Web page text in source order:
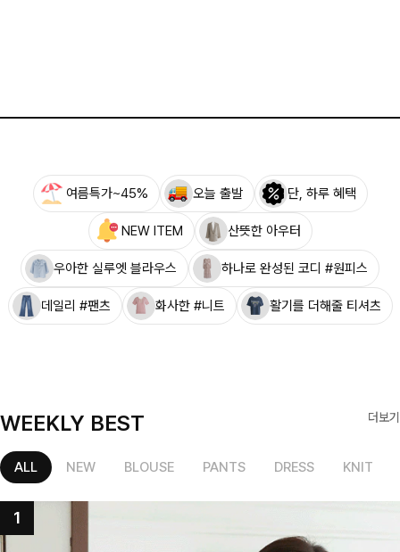
여름특가~45% 오늘 출발 단, 하루 혜택
NEW ITEM 산뜻한 아우터
우아한 실루엣 블라우스 하나로 완성된 코디 #원피스
데일리 #팬츠 화사한 #니트 활기를 더해줄 티셔츠
WEEKLY BEST 더보기
ALL NEW BLOUSE PANTS DRESS KNIT